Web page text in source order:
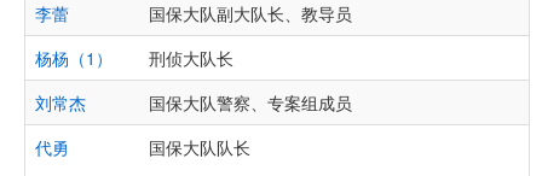
李蕾
国保大队副大队长、教导员
杨杨（1）
刑侦大队长
刘常杰
国保大队警察、专案组成员
代勇
国保大队队长